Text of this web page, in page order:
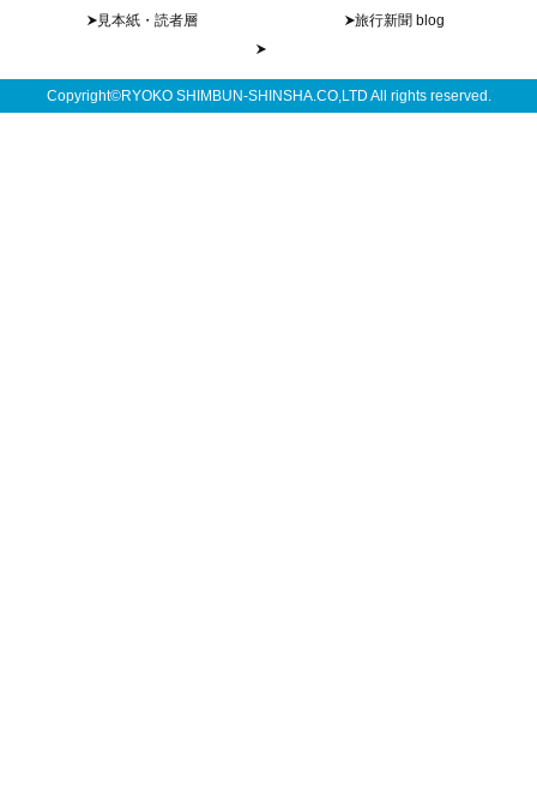
見本紙・読者層
旅行新聞 blog
Copyright©RYOKO SHIMBUN-SHINSHA.CO,LTD All rights reserved.